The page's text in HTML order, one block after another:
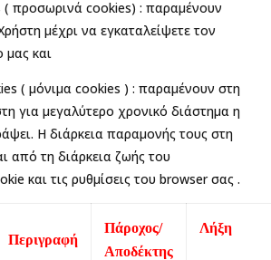
( προσωρινά cookies) : παραμένουν
μέχρι να εγκαταλείψετε τον
μας και
( μόνιμα cookies ) : παραμένουν στη
για μεγαλύτερο χρονικό διάστημα η
Η διάρκεια παραμονής τους στη
από τη διάρκεια ζωής του
και τις ρυθμίσεις του browser σας .
Περιγραφή
Πάροχος/
Αποδέκτης
Λήξη